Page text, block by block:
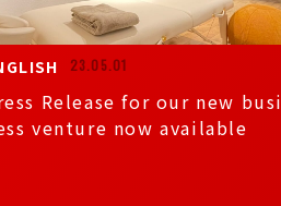
23.05.01
Release for our new busi
venture now available